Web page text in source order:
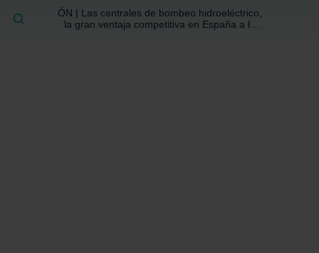
ÓN | Las centrales de bombeo hidroeléctrico,
la gran ventaja competitiva en España a la
BUSCAR